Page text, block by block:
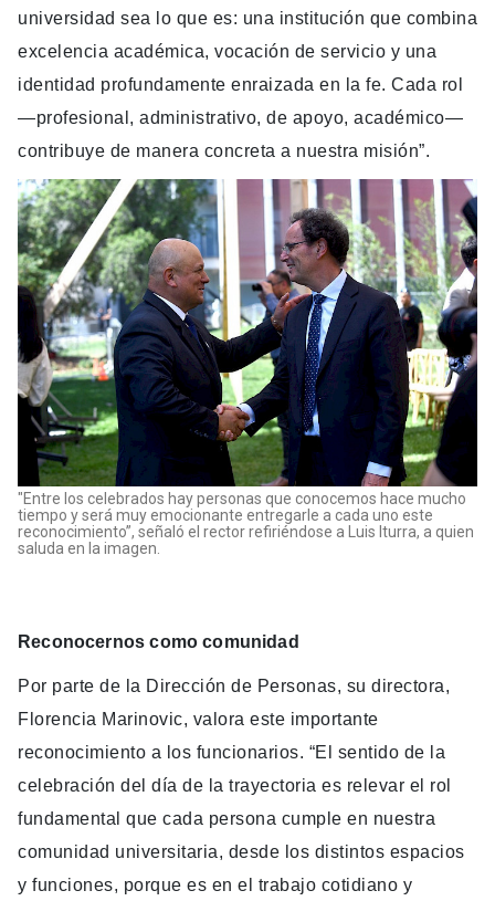
universidad sea lo que es: una institución que combina
excelencia académica, vocación de servicio y una
identidad profundamente enraizada en la fe. Cada rol
—profesional, administrativo, de apoyo, académico—
contribuye de manera concreta a nuestra misión”.
"Entre los celebrados hay personas que conocemos hace mucho
tiempo y será muy emocionante entregarle a cada uno este
reconocimiento”, señaló el rector refiriéndose a Luis Iturra, a quien
saluda en la imagen.
Reconocernos como comunidad
Por parte de la Dirección de Personas, su directora,
Florencia Marinovic, valora este importante
reconocimiento a los funcionarios. “El sentido de la
celebración del día de la trayectoria es relevar el rol
fundamental que cada persona cumple en nuestra
comunidad universitaria, desde los distintos espacios
y funciones, porque es en el trabajo cotidiano y